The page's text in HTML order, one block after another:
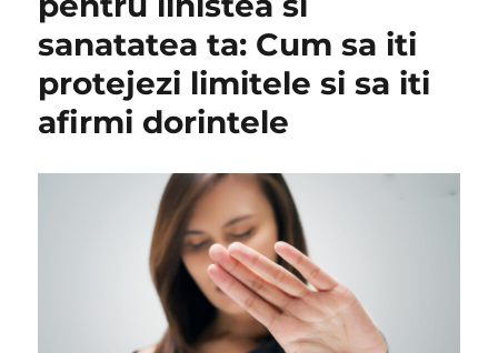
sanatatea ta: Cum sa iti
protejezi limitele si sa iti
afirmi dorintele